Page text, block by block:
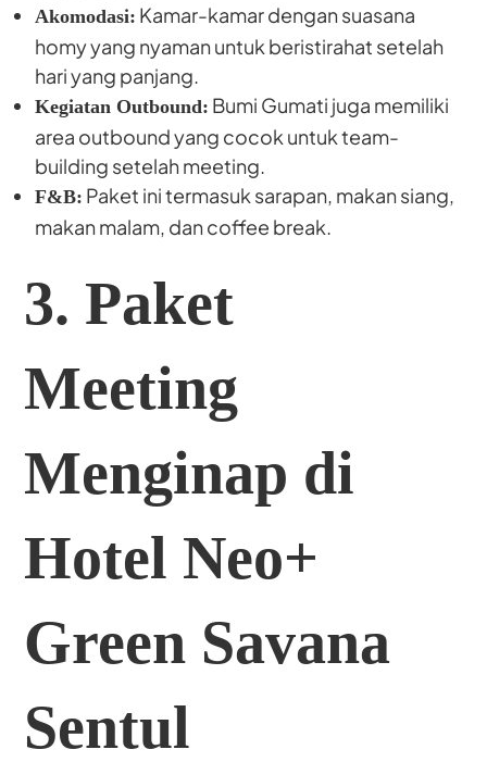
Akomodasi: Kamar-kamar dengan suasana
homy yang nyaman untuk beristirahat setelah
hari yang panjang.
Kegiatan Outbound: Bumi Gumati juga memiliki
area outbound yang cocok untuk team-
building setelah meeting.
F&B: Paket ini termasuk sarapan, makan siang,
makan malam, dan coffee break.
3. Paket
Meeting
Menginap di
Hotel Neo+
Green Savana
Sentul